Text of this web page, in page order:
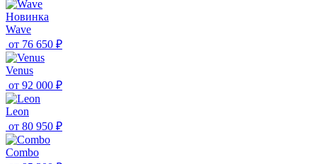
Новинка
Wave
от 76 650 ₽
Venus
от 92 000 ₽
Leon
от 80 950 ₽
Combo